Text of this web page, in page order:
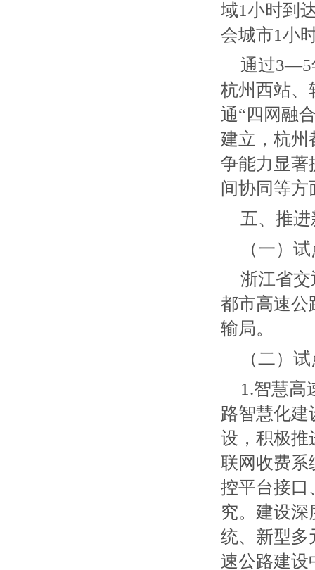
域1小时到
会城市1小
通过3—5
杭州西站、
通“四网融
建立，杭州
争能力显著
间协同等方
五、推
（一）
浙江省
都市高速公
输局。
（二）
1.智慧高
路智慧化建
设，积极推
联网收费系
控平台接口
究。建设
统、新型多
速公路建设